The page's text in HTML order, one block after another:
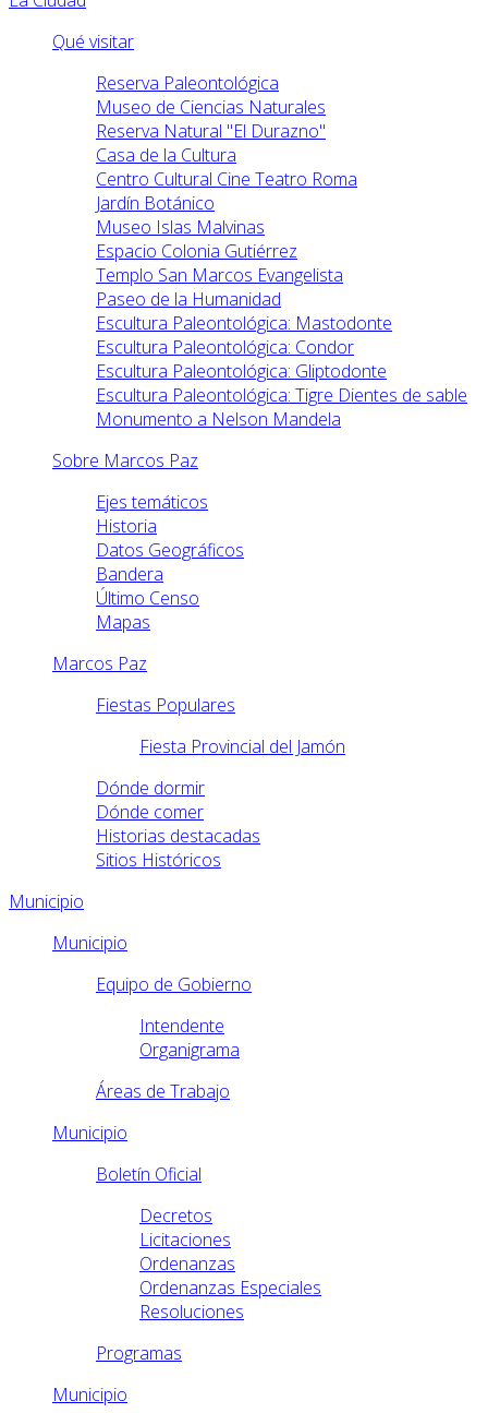
Qué visitar
Reserva Paleontológica
Museo de Ciencias Naturales
Reserva Natural "El Durazno"
Casa de la Cultura
Centro Cultural Cine Teatro Roma
Jardín Botánico
Museo Islas Malvinas
Espacio Colonia Gutiérrez
Templo San Marcos Evangelista
Paseo de la Humanidad
Escultura Paleontológica: Mastodonte
Escultura Paleontológica: Condor
Escultura Paleontológica: Gliptodonte
Escultura Paleontológica: Tigre Dientes de sable
Monumento a Nelson Mandela
Sobre Marcos Paz
Ejes temáticos
Historia
Datos Geográficos
Bandera
Último Censo
Mapas
Marcos Paz
Fiestas Populares
Fiesta Provincial del Jamón
Dónde dormir
Dónde comer
Historias destacadas
Sitios Históricos
Municipio
Municipio
Equipo de Gobierno
Intendente
Organigrama
Áreas de Trabajo
Municipio
Boletín Oficial
Decretos
Licitaciones
Ordenanzas
Ordenanzas Especiales
Resoluciones
Programas
Municipio